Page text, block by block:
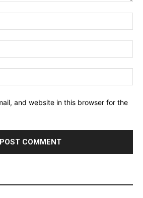
and website in this browser for the